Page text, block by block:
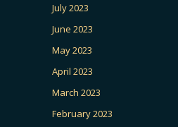
July 2023
June 2023
May 2023
April 2023
March 2023
February 2023